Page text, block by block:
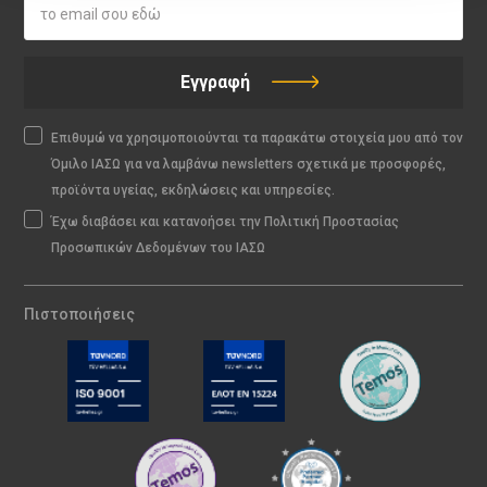
Εγγραφή
Επιθυμώ να χρησιμοποιούνται τα παρακάτω στοιχεία μου από τον
Όμιλο ΙΑΣΩ για να λαμβάνω newsletters σχετικά με προσφορές,
προϊόντα υγείας, εκδηλώσεις και υπηρεσίες.
Έχω διαβάσει και κατανοήσει την Πολιτική Προστασίας
Προσωπικών Δεδομένων του ΙΑΣΩ
Πιστοποιήσεις